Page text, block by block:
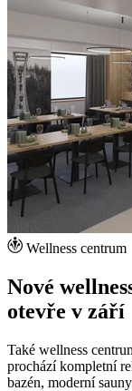
Wellness centrum
Nové
otevře v září
Také wellness
prochází kompletní
bazén, moderní